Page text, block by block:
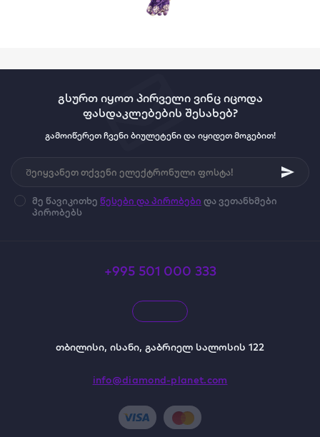
გსურთ იყოთ პირველი ვინც იცოდა
ფასდაკლებების შესახებ?
გამოიწერეთ ჩვენი ბიულეტენი და იყიდეთ მოგებით!
მე წავიკითხე წესები და პირობები და ვეთანხმები
პირობებს
+995 501 000 333
თბილისი, ისანი, გაბრიელ სალოსის 122
info@diamond-planet.com